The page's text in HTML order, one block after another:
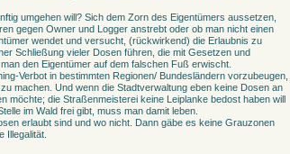
umgehen will? Sich dem Zorn des Eigentümers aussetzen,
gegen Owner und Logger anstrebt oder ob man nicht einen
wendet und versucht, (rückwirkend) die Erlaubnis zu
Schließung vieler Dosen führen, die mit Gesetzen und
den Eigentümer auf dem falschen Fuß erwischt.
Verbot in bestimmten Regionen/ Bundesländern vorzubeugen,
machen. Und wenn die Stadtverwaltung eben keine Dosen an
möchte; die Straßenmeisterei keine Leiplanke bedost haben will
im Wald frei gibt, muss man damit leben.
erlaubt sind und wo nicht. Dann gäbe es keine Grauzonen
Illegalität.